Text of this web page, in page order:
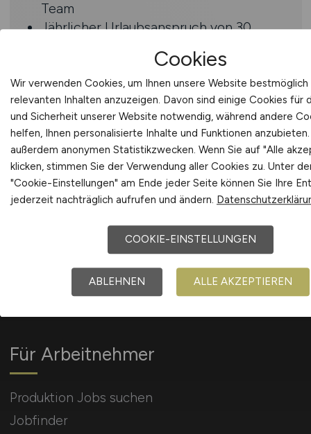
Team
Jährlicher Urlaubsanspruch von 30
Unternehmensstandorts
Alle Personenbezeichnungen beziehen sich auf alle
Für Arbeitnehmer
Produktion Jobs suchen
Jobfinder
Cookies
Wir verwenden Cookies, um Ihnen unsere Website
relevanten Inhalten anzuzeigen. Davon sind einige Cookies für
und Sicherheit unserer Website notwendig, während andere
helfen, Ihnen personalisierte Inhalte und Funktionen
außerdem anonymen Statistikzwecken. Wenn Sie auf "Alle
klicken, stimmen Sie der Verwendung aller Cookies zu. Unter
"Cookie-Einstellungen" am Ende jeder Seite können Sie Ihre
jederzeit nachträglich aufrufen und ändern.
COOKIE-EINSTELLUNGEN
ABLEHNEN ALLE AKZEPTIEREN